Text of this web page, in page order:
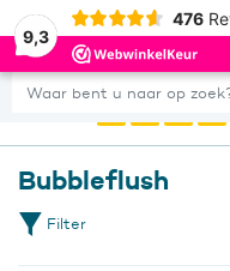
9,3
476
Waar bent u naar op zoek?
Bubbleflush
Filter